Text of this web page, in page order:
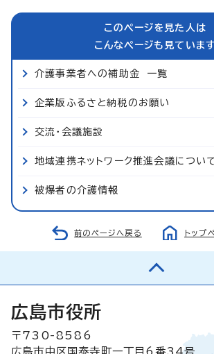
このページを見た人は
こんなページも見ています
介護事業者への補助金 一覧
企業版ふるさと納税のお願い
交流・会議施設
地域連携ネットワーク推進会議につい
被爆者の介護情報
前のページへ戻る トップ
広島市役所
〒730-8586
広島市中区国泰寺町一丁目6番34号